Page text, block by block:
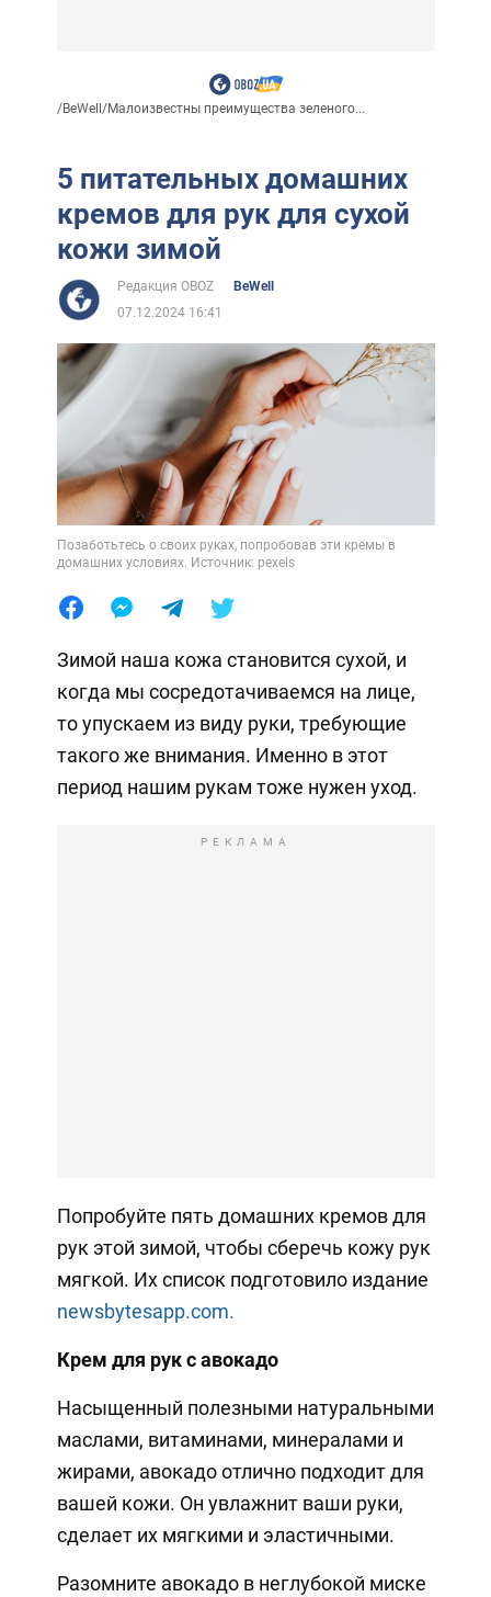
/BeWell/Малоизвестны преимущества зеленого...
5 питательных домашних
кремов для рук для сухой
кожи зимой
Редакция OBOZ
BeWell
07.12.2024 16:41
Позаботьтесь о своих руках, попробовав эти кремы в
домашних условиях. Источник: pexels
Зимой наша кожа становится сухой, и
когда мы сосредотачиваемся на лице,
то упускаем из виду руки, требующие
такого же внимания. Именно в этот
период нашим рукам тоже нужен уход.
РЕКЛАМА
Попробуйте пять домашних кремов для
рук этой зимой, чтобы сберечь кожу рук
мягкой. Их список подготовило издание
newsbytesapp.com.
Крем для рук с авокадо
Насыщенный полезными натуральными
маслами, витаминами, минералами и
жирами, авокадо отлично подходит для
вашей кожи. Он увлажнит ваши руки,
сделает их мягкими и эластичными.
Разомните авокадо в неглубокой миске